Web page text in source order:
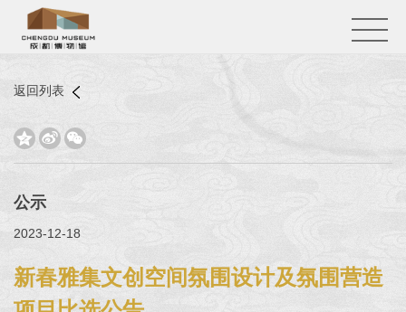
返回列表
  
公示
2023-12-18
新春雅集文创空间氛围设计及氛围营造